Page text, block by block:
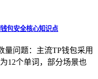
包安全核心知识点
量问题：主流TP钱包采用
12个单词，部分场景也